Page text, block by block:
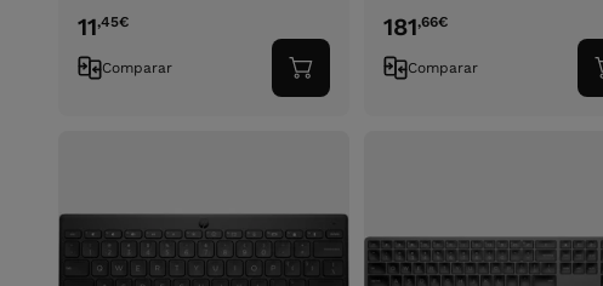
11,45€
Comparar
Adicionar
ao
181,66€
Comparar